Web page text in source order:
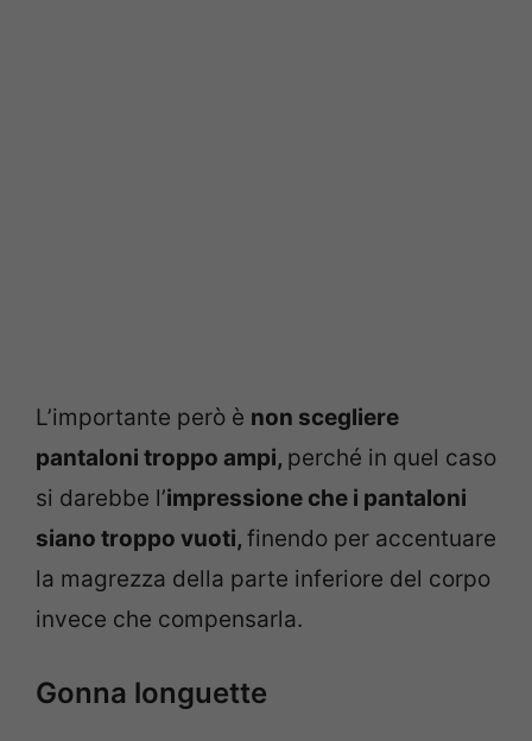
L’importante però è non scegliere
pantaloni troppo ampi, perché in quel caso
si darebbe l’impressione che i pantaloni
siano troppo vuoti, finendo per accentuare
la magrezza della parte inferiore del corpo
invece che compensarla.
Gonna longuette